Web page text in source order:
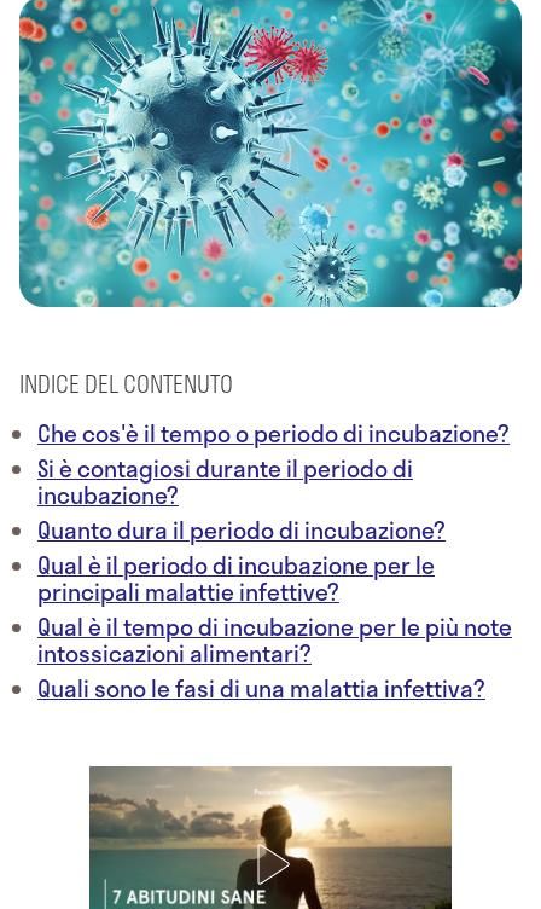
INDICE DEL CONTENUTO
Che cos'è il tempo o periodo di incubazione?
Si è contagiosi durante il periodo di
incubazione?
Quanto dura il periodo di incubazione?
Qual è il periodo di incubazione per le
principali malattie infettive?
Qual è il tempo di incubazione per le più note
intossicazioni alimentari?
Quali sono le fasi di una malattia infettiva?